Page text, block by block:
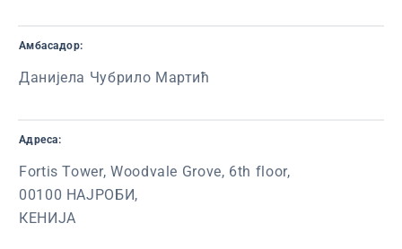
Амбасадор:
Данијела Чубрило Мартић
Адреса:
Fortis Tower, Woodvale Grove, 6th floor,
00100 НАЈРОБИ,
КЕНИЈА